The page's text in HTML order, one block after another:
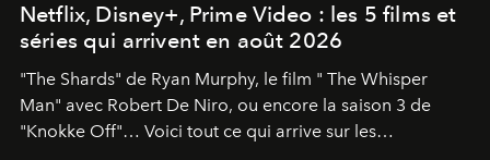
Netflix, Disney+, Prime Video : les 5 films et
séries qui arrivent en août 2026
"The Shards" de Ryan Murphy, le film " The Whisper
Man" avec Robert De Niro, ou encore la saison 3 de
"Knokke Off"… Voici tout ce qui arrive sur les